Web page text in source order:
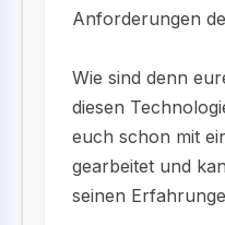
Anforderungen
Wie sind denn
diesen
euch schon mit
gearbeitet und
seinen